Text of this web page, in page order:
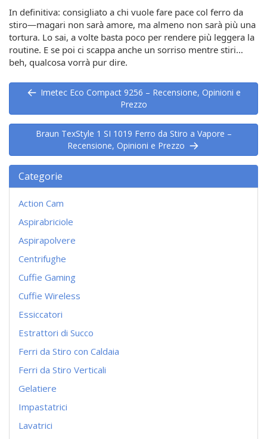
In definitiva: consigliato a chi vuole fare pace col ferro da
stiro—magari non sarà amore, ma almeno non sarà più una
tortura. Lo sai, a volte basta poco per rendere più leggera la
routine. E se poi ci scappa anche un sorriso mentre stiri…
beh, qualcosa vorrà pur dire.
Imetec Eco Compact 9256 – Recensione, Opinioni e
Prezzo
Braun TexStyle 1 SI 1019 Ferro da Stiro a Vapore –
Recensione, Opinioni e Prezzo
Categorie
Action Cam
Aspirabriciole
Aspirapolvere
Centrifughe
Cuffie Gaming
Cuffie Wireless
Essiccatori
Estrattori di Succo
Ferri da Stiro con Caldaia
Ferri da Stiro Verticali
Gelatiere
Impastatrici
Lavatrici